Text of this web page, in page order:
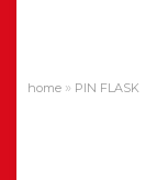
home » PIN FLASK